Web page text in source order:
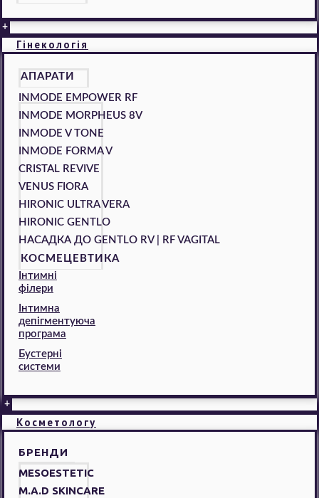
+
Гінекологія
АПАРАТИ
INMODE EMPOWER RF
INMODE MORPHEUS 8V
INMODE V TONE
INMODE FORMA V
CRISTAL REVIVE
VENUS FIORA
HIRONIC ULTRA VERA
HIRONIC GENTLO
НАСАДКА ДО GENTLO RV | RF VAGITAL
КОСМЕЦЕВТИКА
Інтимні
філери
Інтимна
депігментуюча
програма
Бустерні
системи
+
Косметологу
БРЕНДИ
MESOESTETIC
M.A.D SKINCARE